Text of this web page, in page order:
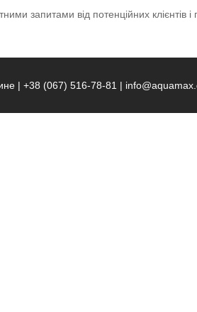
запитами від потенційних клієнтів
| +38 (067) 516-78-81 |